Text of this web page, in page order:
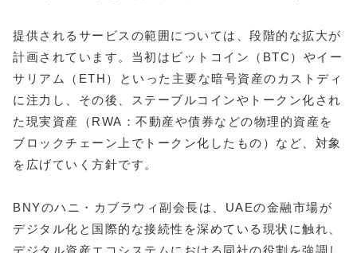
提供されるサービスの範囲については、段階的な拡大が
計画されています。当初はビットコイン（BTC）やイー
サリアム（ETH）といった主要な暗号資産のカストディ
に注力し、その後、ステーブルコインやトークン化され
た現実資産（RWA：不動産や債券などの物理的資産を
ブロックチェーン上でトークン化したもの）など、対象
を広げていく方針です。
BNYのハニ・カブラウィ副会長は、UAEの金融市場が
デジタル化と国際的な接続性を深めている現状に触れ、
デジタル資産エコシステムにおける同社の役割を強調し